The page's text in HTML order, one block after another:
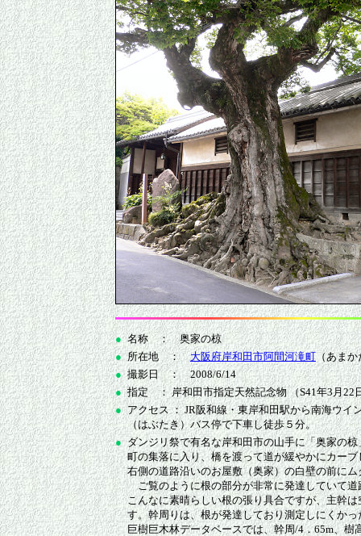
● 名称 ： 奥家の椋
● 所在地 ：大阪府岸和田市阿間河滝町（あまか
● 撮影日 ： 2008/6/14
● 指定 ： 岸和田市指定天然記念物 （S41年3月22
● アクセス ： JR阪和線・東岸和田駅から南海ウイ
（はぶたき）バス停で下車し徒歩５分。
● ダンジリ祭で有名な岸和田市の山手に「奥家の
町の集落に入り、橋を渡って道が緩やかにカー
右側の道路沿いのお屋敷（奥家）の白壁の前に
ご覧のように根の部分が非常に発達していて道
こんなに素晴らしい根の張り具合ですが、主幹
す。幹周りは、根が発達しており測定しにくか
巨樹巨木林データベースでは、幹周/4．65m、樹